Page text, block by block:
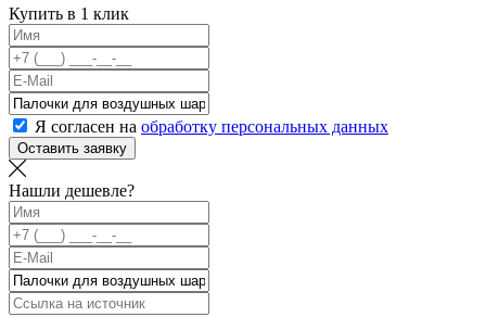
Купить в 1 клик
Я согласен на обработку персональных данных
Оставить заявку
Нашли дешевле?